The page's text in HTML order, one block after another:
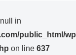
in
public_html/wp
on line 637